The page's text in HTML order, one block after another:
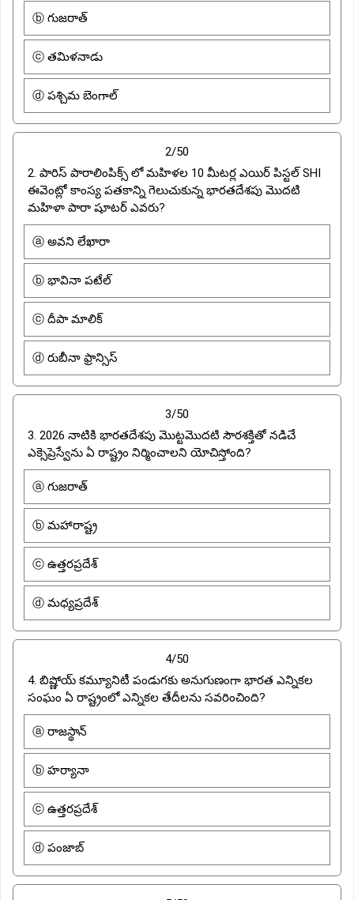
ⓑ గుజరాత్
ⓒ తమిళనాడు
ⓓ పశ్చిమ బెంగాల్
2/50
2. పారిస్ పారాలింపిక్స్ లో మహిళల 10 మీటర్ల ఎయిర్ పిస్టల్ SHI
ఈవెంట్లో కాంస్య పతకాన్ని గెలుచుకున్న భారతదేశపు మొదటి
మహిళా పారా షూటర్ ఎవరు?
ⓐ అవని లేఖారా
ⓑ భావినా పటేల్
ⓒ దీపా మాలిక్
ⓓ రుబీనా ఫ్రాన్సిస్
3/50
3. 2026 నాటికి భారతదేశపు మొట్టమొదటి సౌరశక్తితో నడిచే
ఎక్సెప్రెస్వేను ఏ రాష్ట్రం నిర్మించాలని యోచిస్తోంది?
ⓐ గుజరాత్
ⓑ మహారాష్ట్ర
ⓒ ఉత్తరప్రదేశ్
ⓓ మధ్యప్రదేశ్
4/50
4. బిష్ణోయ్ కమ్యూనిటీ పండుగకు అనుగుణంగా భారత ఎన్నికల
సంఘం ఏ రాష్ట్రంలో ఎన్నికల తేదీలను సవరించింది?
ⓐ రాజస్థాన్
ⓑ హర్యానా
ⓒ ఉత్తరప్రదేశ్
ⓓ పంజాబ్